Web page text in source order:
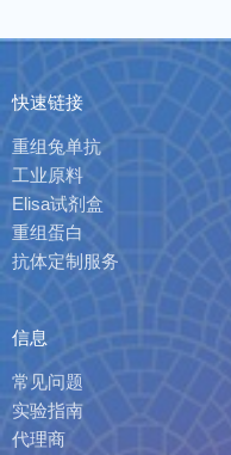
快速链接
重组兔单抗
工业原料
Elisa试剂盒
重组蛋白
抗体定制服务
信息
常见问题
实验指南
代理商